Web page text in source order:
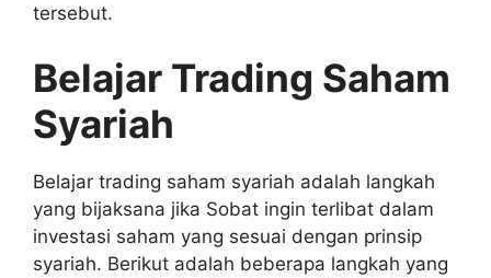
tersebut.
Belajar Trading Saham
Syariah
Belajar trading saham syariah adalah langkah
yang bijaksana jika Sobat ingin terlibat dalam
investasi saham yang sesuai dengan prinsip
syariah. Berikut adalah beberapa langkah yang